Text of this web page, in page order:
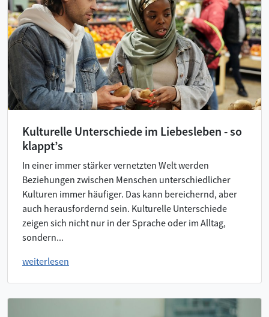
Kulturelle Unterschiede im Liebesleben - so
klappt’s
In einer immer stärker vernetzten Welt werden
Beziehungen zwischen Menschen unterschiedlicher
Kulturen immer häufiger. Das kann bereichernd, aber
auch herausfordernd sein. Kulturelle Unterschiede
zeigen sich nicht nur in der Sprache oder im Alltag,
sondern...
weiterlesen